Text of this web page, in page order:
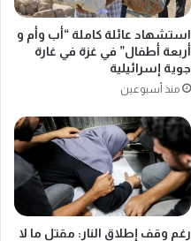
استشهاد عائلة كاملة “أب وأم و
أربعة أطفال” في غزة في غارة
جوية إسرائيلية
منذ أسبوعين
رغم وقف إطلاق النار: مقتل ما لا